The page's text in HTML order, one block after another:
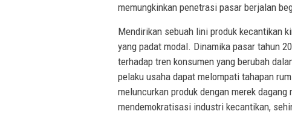
memungkinkan penetrasi pasar berjalan
Mendirikan sebuah lini produk kecantikan
yang padat modal. Dinamika pasar tahun
terhadap tren konsumen yang berubah
pelaku usaha dapat melompati tahapan
meluncurkan produk dengan merek
mendemokratisasi industri kecantikan,